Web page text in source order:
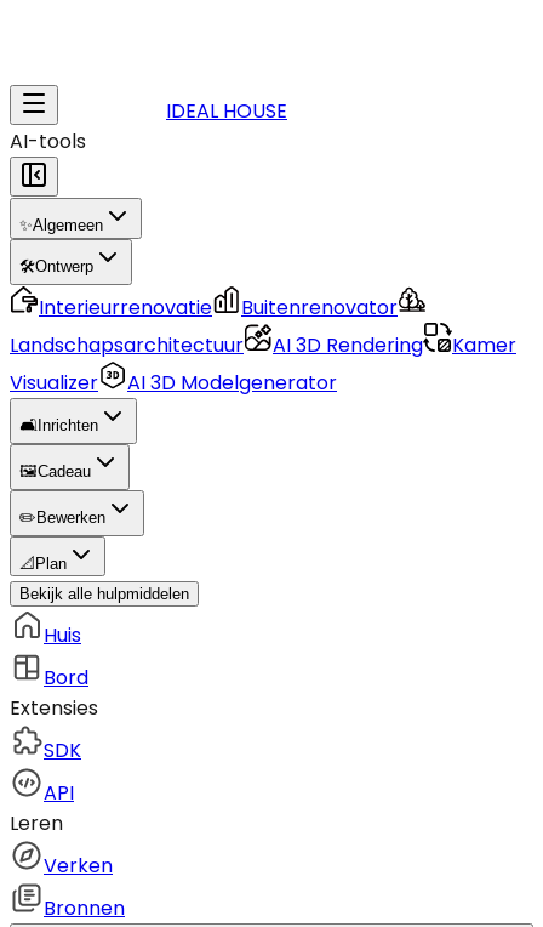
IDEAL HOUSE
AI-tools
✨Algemeen
🛠️Ontwerp
Interieurrenovatie
Buitenrenovator
Landschapsarchitectuur
AI 3D Rendering
Kamer
Visualizer
AI 3D Modelgenerator
🛋️ Inrichten
🖼️Cadeau
✏️ Bewerken
📐 Plan
Bekijk alle hulpmiddelen
Huis
Bord
Extensies
SDK
API
Leren
Verken
Bronnen